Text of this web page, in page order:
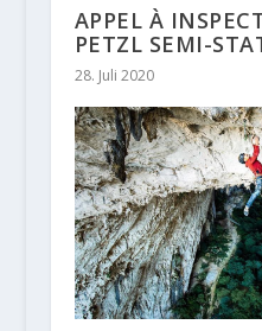
APPEL À
PETZL SEMI-
28. Juli 2020